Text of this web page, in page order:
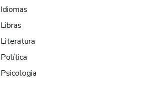
Idiomas
Libras
Literatura
Política
Psicologia